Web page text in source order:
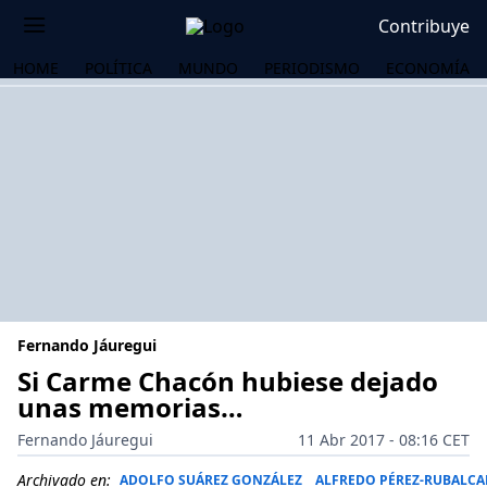
Contribuye
HOME POLÍTICA MUNDO PERIODISMO ECONOMÍA
Fernando Jáuregui
Si Carme Chacón hubiese dejado
unas memorias…
Fernando Jáuregui
11 Abr 2017 - 08:16 CET
Archivado en: ADOLFO SUÁREZ GONZÁLEZ ALFREDO PÉREZ-